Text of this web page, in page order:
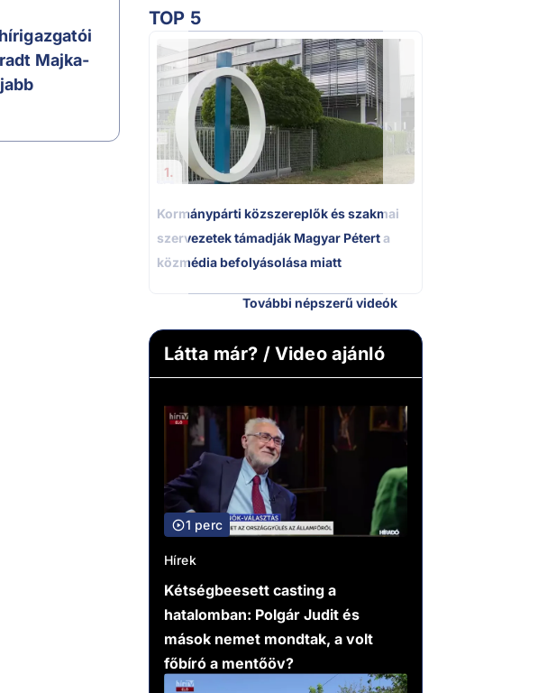
Majka-
TOP 5
1.
Kormánypárti közszereplők és szakmai
szervezetek támadják Magyar Pétert a
közmédia befolyásolása miatt
További népszerű videók
Látta már? / Video ajánló
1 perc
Hírek
Kétségbeesett casting a
hatalomban: Polgár Judit és
mások nemet mondtak, a volt
főbíró a mentőöv?